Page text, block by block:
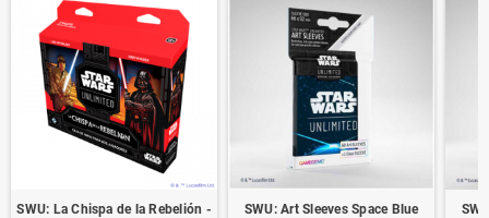
SWU: La Chispa de la Rebelión -
SWU: Art Sleeves Space Blue